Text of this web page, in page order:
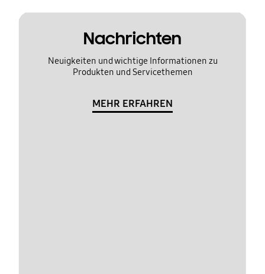
Nachrichten
Neuigkeiten und wichtige Informationen zu
Produkten und Servicethemen
MEHR ERFAHREN